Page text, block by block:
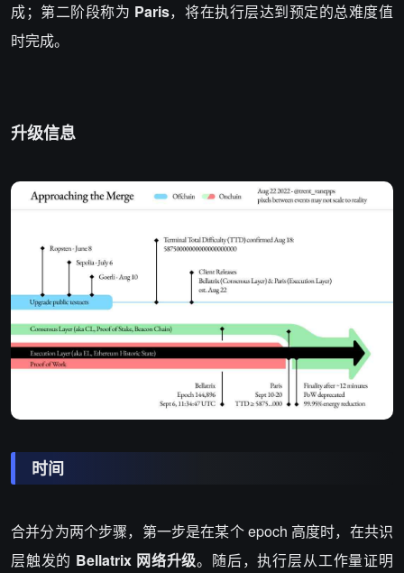
成；第二阶段称为 Paris，将在执行层达到预定的总难度值
时完成。
升级信息
时间
合并分为两个步骤，第一步是在某个 epoch 高度时，在共识
层触发的 Bellatrix 网络升级。随后，执行层从工作量证明